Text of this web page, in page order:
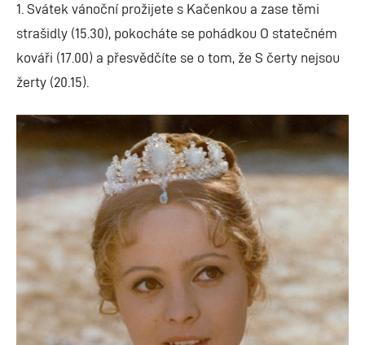
1. Svátek vánoční prožijete s Kačenkou a zase těmi
strašidly (15.30), pokocháte se pohádkou O statečném
kováři (17.00) a přesvědčíte se o tom, že S čerty nejsou
žerty (20.15).